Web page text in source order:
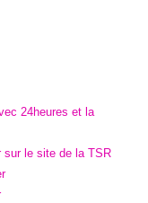
24heures et la
sur le site de la TSR